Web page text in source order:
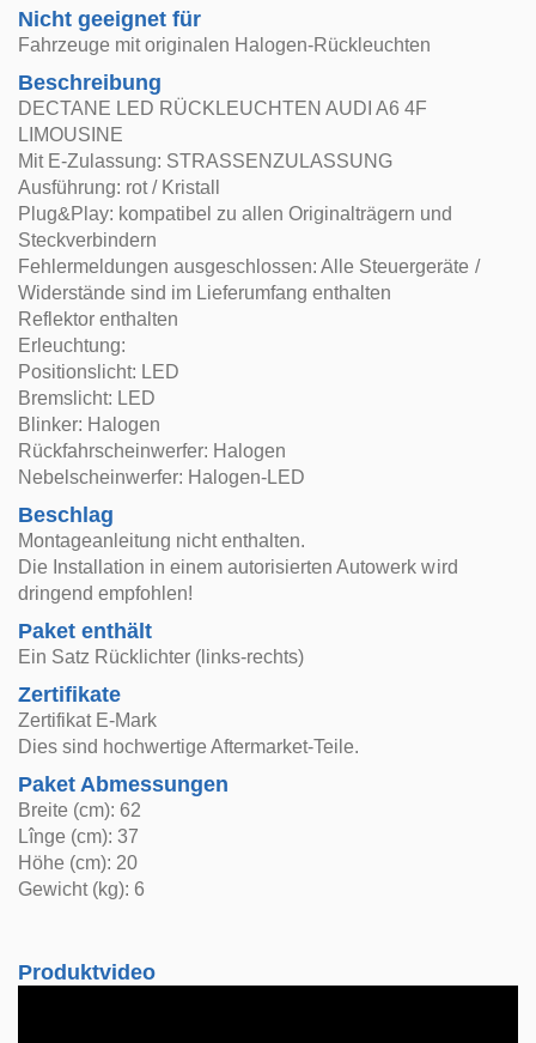
Nicht geeignet für
Fahrzeuge mit originalen Halogen-Rückleuchten
Beschreibung
DECTANE LED RÜCKLEUCHTEN AUDI A6 4F
LIMOUSINE
Mit E-Zulassung: STRASSENZULASSUNG
Ausführung: rot / Kristall
Plug&Play: kompatibel zu allen Originalträgern und
Steckverbindern
Fehlermeldungen ausgeschlossen: Alle Steuergeräte /
Widerstände sind im Lieferumfang enthalten
Reflektor enthalten
Erleuchtung:
Positionslicht: LED
Bremslicht: LED
Blinker: Halogen
Rückfahrscheinwerfer: Halogen
Nebelscheinwerfer: Halogen-LED
Beschlag
Montageanleitung nicht enthalten.
Die Installation in einem autorisierten Autowerk wird
dringend empfohlen!
Paket enthält
Ein Satz Rücklichter (links-rechts)
Zertifikate
Zertifikat E-Mark
Dies sind hochwertige Aftermarket-Teile.
Paket Abmessungen
Breite (cm): 62
Lînge (cm): 37
Höhe (cm): 20
Gewicht (kg): 6
Produktvideo